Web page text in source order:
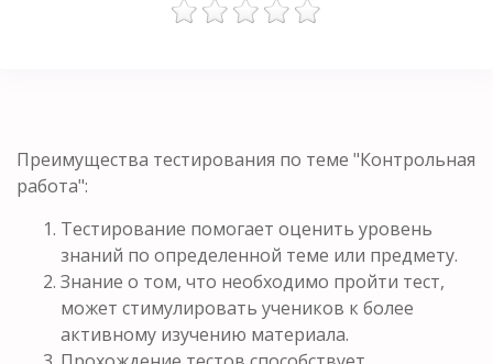
Преимущества тестирования по теме "Контрольная
работа":
Тестирование помогает оценить уровень
знаний по определенной теме или предмету.
Знание о том, что необходимо пройти тест,
может стимулировать учеников к более
активному изучению материала.